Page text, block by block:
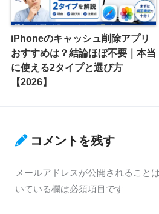
iPhoneのキャッシュ削除アプリ
おすすめは？結論ほぼ不要｜本当
に使える2タイプと選び方
【2026】
コメントを残す
メールアドレスが公開されること
いている欄は必須項目です